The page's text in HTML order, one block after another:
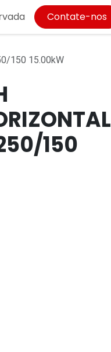
Contate-nos
150 15.00kW
150